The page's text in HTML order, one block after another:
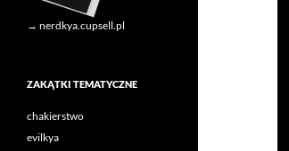
→ nerdkya.cupsell.pl
ZAKĄTKI TEMATYCZNE
chakierstwo
evilkya